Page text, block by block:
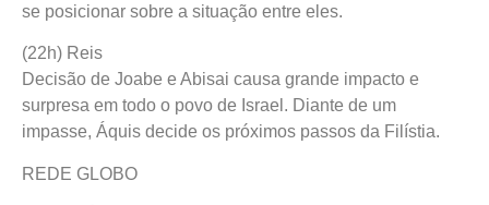
se posicionar sobre a situação entre eles.
(22h) Reis
Decisão de Joabe e Abisai causa grande impacto e
surpresa em todo o povo de Israel. Diante de um
impasse, Áquis decide os próximos passos da Filístia.
REDE GLOBO